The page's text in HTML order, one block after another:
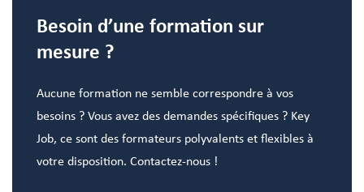
Besoin d’une formation sur
mesure ?
Aucune formation ne semble correspondre à vos
besoins ? Vous avez des demandes spécifiques ? Key
Job, ce sont des formateurs polyvalents et flexibles à
votre disposition. Contactez-nous !